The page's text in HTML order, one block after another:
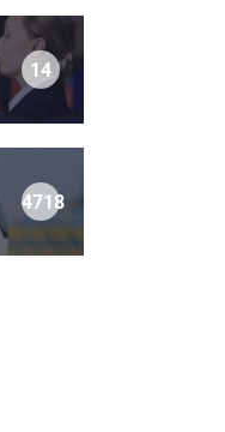
14
4718